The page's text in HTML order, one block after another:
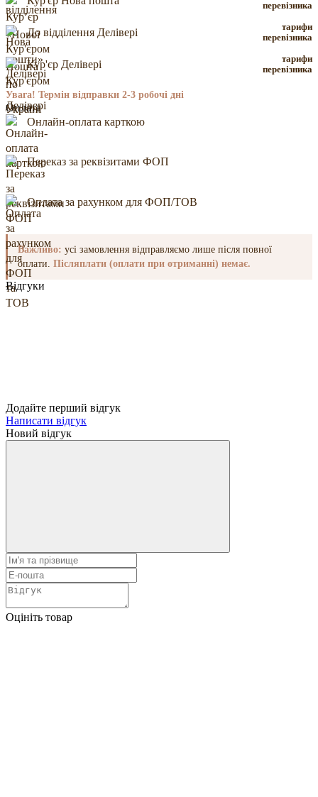
перевізника
До відділення Делівері
тарифи
перевізника
Кур'єр Делівері
тарифи
перевізника
Увага! Термін відправки 2-3 робочі дні
Оплата
Онлайн-оплата карткою
Переказ за реквізитами ФОП
Оплата за рахунком для ФОП/ТОВ
Важливо: усі замовлення відправляємо лише після повної
оплати. Післяплати (оплати при отриманні) немає.
Відгуки
Додайте перший відгук
Написати відгук
Новий відгук
Оцініть товар